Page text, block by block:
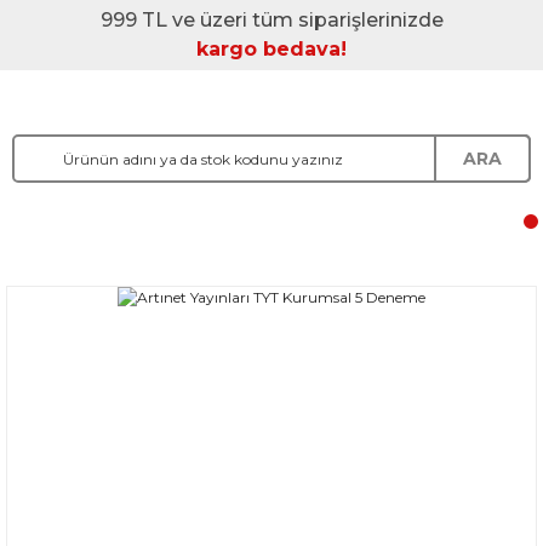
999 TL ve üzeri tüm siparişlerinizde
kargo bedava!
ARA